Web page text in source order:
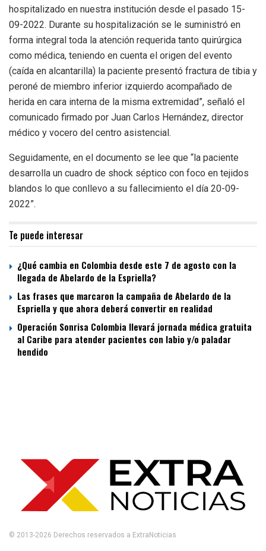
hospitalizado en nuestra institución desde el pasado 15-
09-2022. Durante su hospitalización se le suministró en
forma integral toda la atención requerida tanto quirúrgica
como médica, teniendo en cuenta el origen del evento
(caída en alcantarilla) la paciente presentó fractura de tibia y
peroné de miembro inferior izquierdo acompañado de
herida en cara interna de la misma extremidad”, señaló el
comunicado firmado por Juan Carlos Hernández, director
médico y vocero del centro asistencial.
Seguidamente, en el documento se lee que “la paciente
desarrolla un cuadro de shock séptico con foco en tejidos
blandos lo que conllevo a su fallecimiento el día 20-09-
2022”.
Te puede interesar
¿Qué cambia en Colombia desde este 7 de agosto con la
llegada de Abelardo de la Espriella?
Las frases que marcaron la campaña de Abelardo de la
Espriella y que ahora deberá convertir en realidad
Operación Sonrisa Colombia llevará jornada médica gratuita
al Caribe para atender pacientes con labio y/o paladar
hendido
© 2013-2026 Derechos reservados a ExtraNoticias